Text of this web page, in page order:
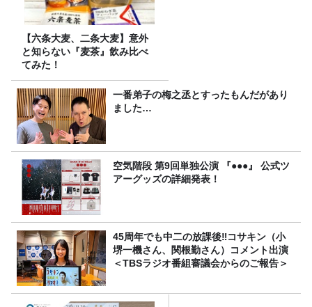
【六条大麦、二条大麦】意外
と知らない『麦茶』飲み比べ
てみた！
一番弟子の梅之丞とすったもんだがあり
ました…
空気階段 第9回単独公演 『●●●』 公式ツ
アーグッズの詳細発表！
45周年でも中二の放課後‼コサキン（小
堺一機さん、関根勤さん）コメント出演
＜TBSラジオ番組審議会からのご報告＞